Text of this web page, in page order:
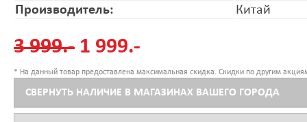
Производитель:
Китай
3 999.- 1 999.-
* На данный товар предоставлена максимальная скидка. Скидки по другим
СВЕРНУТЬ НАЛИЧИЕ В МАГАЗИНАХ ВАШЕГО ГОРОДА